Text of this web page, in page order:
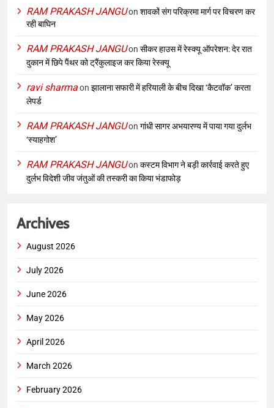
RAM PRAKASH JANGUon शावकों संग परिक्रमा मार्ग पर विचरण कर
रही बाघिन
RAM PRAKASH JANGUon सीकर हाउस में रेस्क्यू ऑपरेशन: देर रात
दुकान में छिपे पैंथर को ट्रैंकुलाइज कर किया रेस्क्यू
ravi sharmaon झालाना सफारी में हरियाली के बीच दिखा ‘कैटवॉक’ करता
लेपर्ड
RAM PRAKASH JANGUon गांधी सागर अभयारण्य में पाया गया दुर्लभ
‘स्याहगोश’
RAM PRAKASH JANGUon कस्टम विभाग ने बड़ी कार्रवाई करते हुए
दुर्लभ विदेशी जीव जंतुओं की तस्करी का किया भंडाफोड़
Archives
August 2026
July 2026
June 2026
May 2026
April 2026
March 2026
February 2026